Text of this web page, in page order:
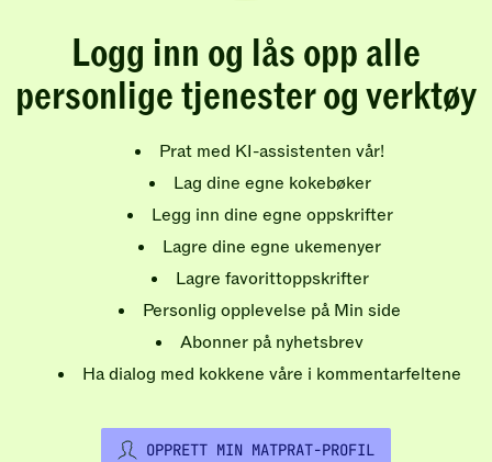
Logg inn og lås opp alle
personlige tjenester og verktøy
Prat med KI-assistenten vår!
Lag dine egne kokebøker
Legg inn dine egne oppskrifter
Lagre dine egne ukemenyer
Lagre favorittoppskrifter
Personlig opplevelse på Min side
Abonner på nyhetsbrev
Ha dialog med kokkene våre i kommentarfeltene
OPPRETT MIN MATPRAT-PROFIL